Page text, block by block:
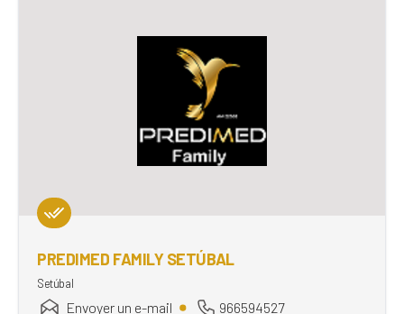
PREDIMED FAMILY SETÚBAL
Setúbal
Envoyer un e-mail 966594527